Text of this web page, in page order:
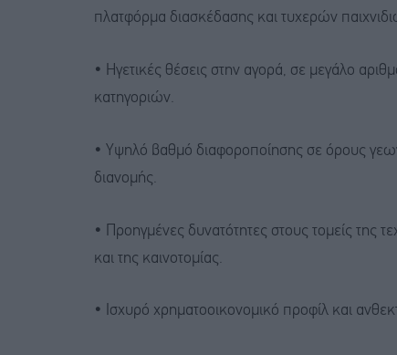
πλατφόρμα διασκέδασης και τυχερών
• Ηγετικές θέσεις στην αγορά, σε μεγάλο
κατηγοριών.
• Υψηλό βαθμό διαφοροποίησης σε όρους
διανομής.
• Προηγμένες δυνατότητες στους τομείς της
και της καινοτομίας.
• Ισχυρό χρηματοοικονομικό προφίλ και